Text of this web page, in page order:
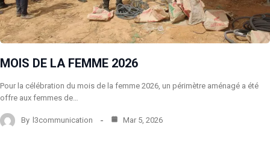
MOIS DE LA FEMME 2026
Pour la célébration du mois de la femme 2026, un périmètre aménagé a été
offre aux femmes de…
By l3communication Mar 5, 2026